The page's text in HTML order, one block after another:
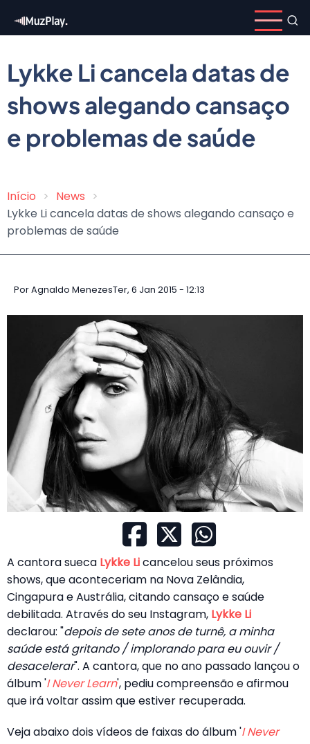
para
conteúdo
principal
Lykke Li cancela datas de
shows alegando cansaço
e problemas de saúde
Trilha
de
navegação
Início
News
Lykke Li cancela datas de shows alegando cansaço e
problemas de saúde
PorAgnaldo MenezesTer, 6 Jan 2015 - 12:13
A cantora sueca Lykke Licancelou seus próximos
shows, que aconteceriam na Nova Zelândia,
Cingapura e Austrália, citando cansaço e saúde
debilitada. Através do seu Instagram, Lykke Li
declarou: "depois de sete anos de turnê, a minha
saúde está gritando / implorando para eu ouvir /
desacelerar". A cantora, que no ano passado lançou o
álbum 'I Never Learn', pediu compreensão e afirmou
que irá voltar assim que estiver recuperada.
Veja abaixo dois vídeos de faixas do álbum 'I Never